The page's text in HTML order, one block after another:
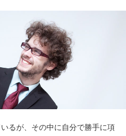
るが、その中に自分で勝手に項